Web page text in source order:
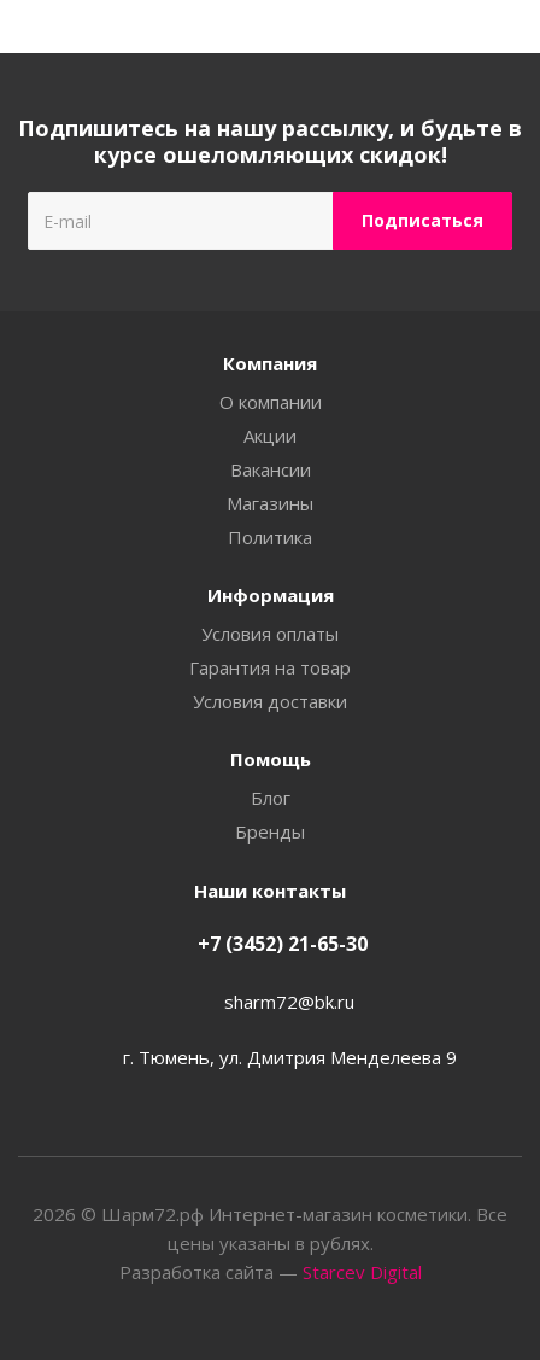
Подпишитесь на нашу рассылку, и будьте в
курсе ошеломляющих скидок!
Компания
О компании
Акции
Вакансии
Магазины
Политика
Информация
Условия оплаты
Гарантия на товар
Условия доставки
Помощь
Блог
Бренды
Наши контакты
+7 (3452) 21-65-30
sharm72@bk.ru
г. Тюмень, ул. Дмитрия Менделеева 9
2026 © Шарм72.рф Интернет-магазин косметики. Все
цены указаны в рублях.
Разработка сайта — Starcev Digital